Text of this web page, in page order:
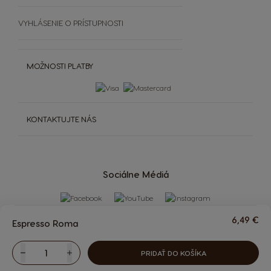
Sociálne Médiá
MOŽNOSTI PLATBY
KONTAKTUJTE NÁS
VYHLÁSENIE O PRÍSTUPNOSTI
Espresso Roma 6,49 €
Množstvo
Zvýšiť
PRIDAŤ DO KOŠÍKA